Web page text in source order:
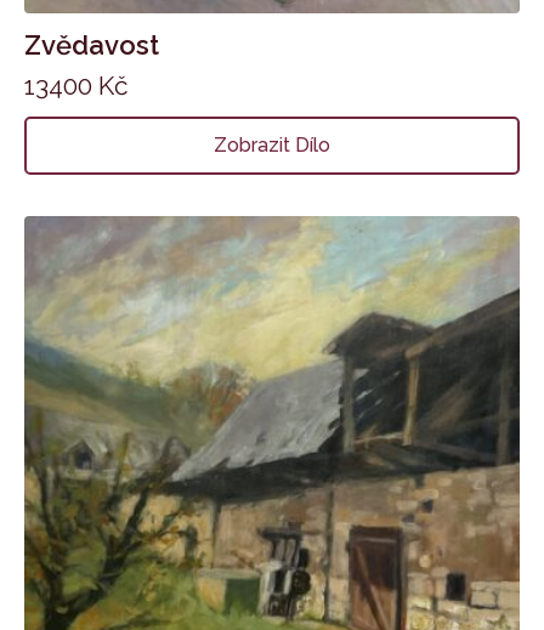
Zvědavost
13400 Kč
Zobrazit Dílo